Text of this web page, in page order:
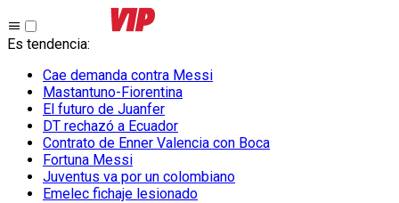
Es tendencia:
Cae demanda contra Messi
Mastantuno-Fiorentina
El futuro de Juanfer
DT rechazó a Ecuador
Contrato de Enner Valencia con Boca
Fortuna Messi
Juventus va por un colombiano
Emelec fichaje lesionado